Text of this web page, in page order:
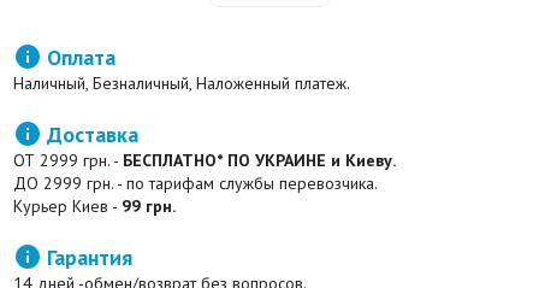
 Оплата
Наличный, Безналичный, Наложенный платеж.
 Доставка
ОТ 2999 грн. - БЕСПЛАТНО* ПО УКРАИНЕ и Киеву.
ДО 2999 грн. - по тарифам службы перевозчика.
Курьер Киев - 99 грн.
 Гарантия
14 дней -обмен/возврат без вопросов.